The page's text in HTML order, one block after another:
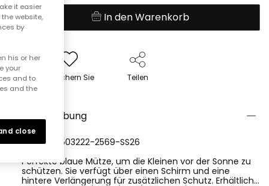
In den Warenkorb
Speichern Sie Teilen
Beschreibung
REFERENZ:503222-2569-SS26
Perfekte blaue Mütze, um die Kleinen vor der Sonne zu
schützen. Sie verfügt über einen Schirm und eine
hintere Verlängerung für zusätzlichen Schutz. Erhältlich
it easier
website,
by
his or her
your
and to
and the
close